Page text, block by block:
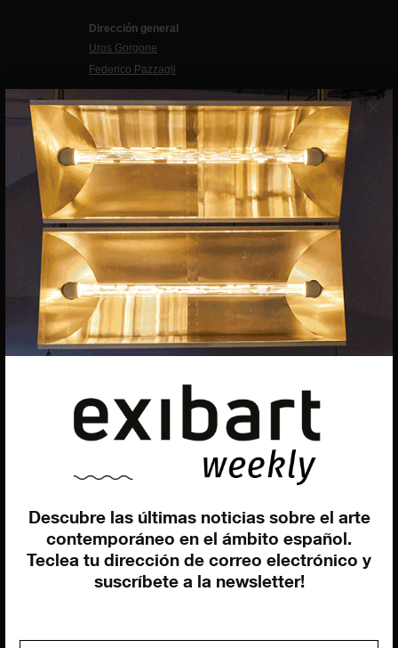
Descubre las últimas noticias sobre el arte
contemporáneo en el ámbito español.
Teclea tu dirección de correo electrónico y
suscríbete a la newsletter!
×
Dirección general
Uros Gorgone
Federico Pazzagli
Dirección exibart.es
Carolina Ciuti
Administración
Evelyn Parretti
Marketing
Francesca Grismondi
Programación y diseño web
Giovanni Costante
Marcello Moi
08015 BARCELONA
Suscríbete a la newsletter
Contacto
Utilizamos cookies para ofrecerte la mejor experiencia en